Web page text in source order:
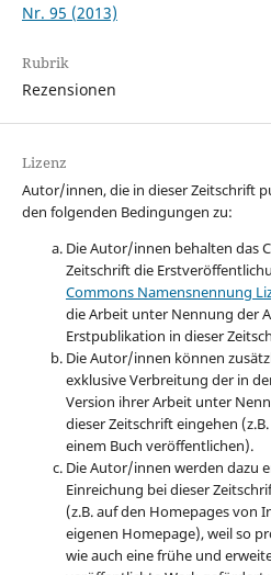
Nr. 95 (2013)
Rubrik
Rezensionen
Lizenz
Autor/innen, die in dieser Zeitschrift
den folgenden Bedingungen zu:
Die Autor/innen behalten das
Zeitschrift die
Commons Namensnennung
die Arbeit unter Nennung der
Erstpublikation in dieser
Die Autor/innen können
exklusive Verbreitung der in
Version ihrer Arbeit unter
dieser Zeitschrift eingehen
einem Buch veröffentlichen).
Die Autor/innen werden dazu
Einreichung bei dieser
(z.B. auf den Homepages von
eigenen Homepage), weil so
wie auch eine frühe und